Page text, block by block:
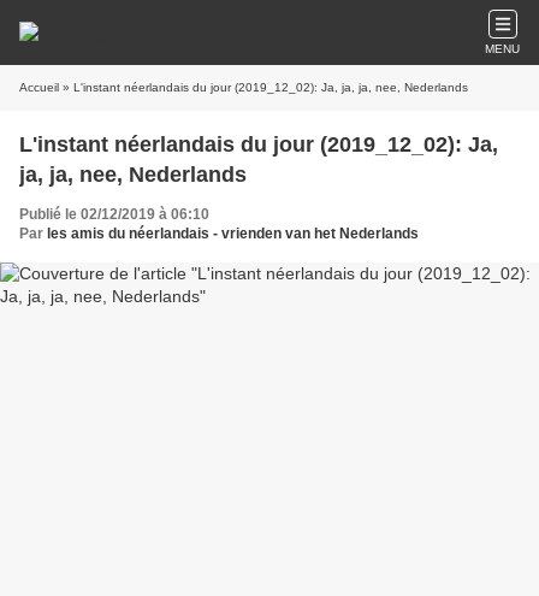
MENU
Accueil » L'instant néerlandais du jour (2019_12_02): Ja, ja, ja, nee, Nederlands
L'instant néerlandais du jour (2019_12_02): Ja,
ja, ja, nee, Nederlands
Publié le 02/12/2019 à 06:10
Par les amis du néerlandais - vrienden van het Nederlands